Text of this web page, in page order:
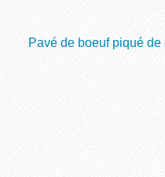
Pavé de boeuf piqué de